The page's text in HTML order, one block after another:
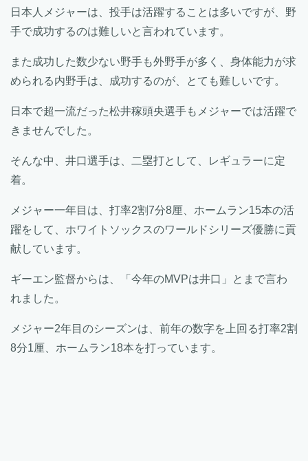
日本人メジャーは、投手は活躍することは多いですが、野
手で成功するのは難しいと言われています。
また成功した数少ない野手も外野手が多く、身体能力が求
められる内野手は、成功するのが、とても難しいです。
日本で超一流だった松井稼頭央選手もメジャーでは活躍で
きませんでした。
そんな中、井口選手は、二塁打として、レギュラーに定
着。
メジャー一年目は、打率2割7分8厘、ホームラン15本の活
躍をして、ホワイトソックスのワールドシリーズ優勝に貢
献しています。
ギーエン監督からは、「今年のMVPは井口」とまで言わ
れました。
メジャー2年目のシーズンは、前年の数字を上回る打率2割
8分1厘、ホームラン18本を打っています。